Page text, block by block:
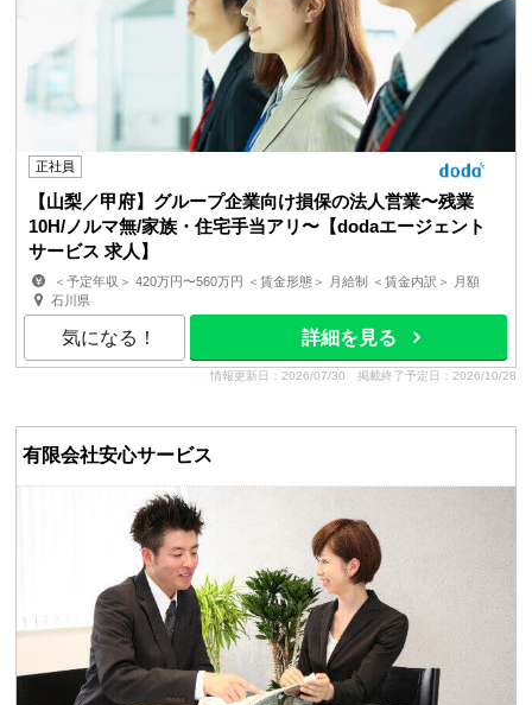
正社員
【山梨／甲府】グループ企業向け損保の法人営業〜残業
10H/ノルマ無/家族・住宅手当アリ〜【dodaエージェント
サービス 求人】
＜予定年収＞ 420万円〜560万円 ＜賃金形態＞ 月給制 ＜賃金内訳＞ 月額
（基本給）：230,500円〜350,000円 ＜月給＞ 2...
石川県
気になる！ 詳細を見る
情報更新日：2026/07/30 掲載終了予定日：2026/10/28
有限会社安心サービス